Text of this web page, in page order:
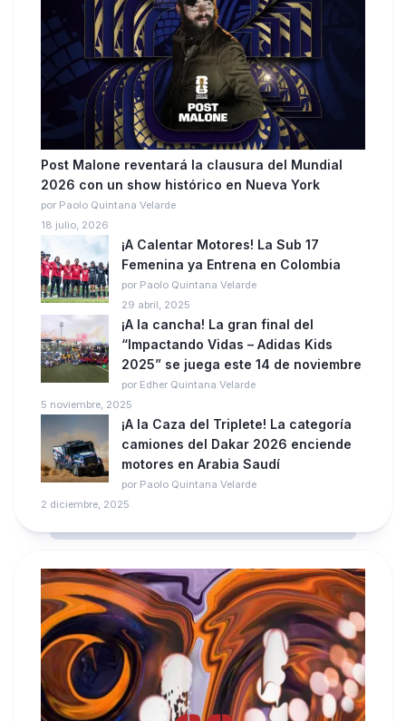
Post Malone reventará la clausura del Mundial
2026 con un show histórico en Nueva York
por Paolo Quintana Velarde
18 julio, 2026
¡A Calentar Motores! La Sub 17
Femenina ya Entrena en Colombia
por Paolo Quintana Velarde
29 abril, 2025
¡A la cancha! La gran final del
“Impactando Vidas – Adidas Kids
2025” se juega este 14 de noviembre
por Edher Quintana Velarde
5 noviembre, 2025
¡A la Caza del Triplete! La categoría
camiones del Dakar 2026 enciende
motores en Arabia Saudí
por Paolo Quintana Velarde
2 diciembre, 2025